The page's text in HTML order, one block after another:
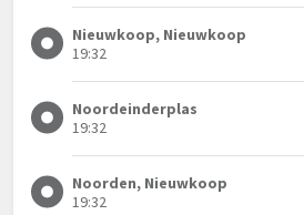
Nieuwkoop, Nieuwkoop
19:32
Noordeinderplas
19:32
Noorden, Nieuwkoop
19:32